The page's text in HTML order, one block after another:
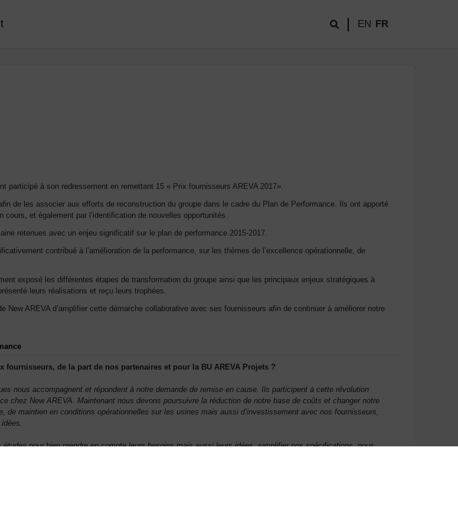
EN FR
à son redressement en remettant 15 « Prix fournisseurs AREVA 2017».
de les associer aux efforts de reconstruction du groupe dans le cadre du Plan de Performance. Ils ont apporté
et également par l’identification de nouvelles opportunités.
retenues avec un enjeu significatif sur le plan de performance 2015-2017.
contribué à l’amélioration de la performance, sur les thèmes de l’excellence opérationnelle, de
exposé les différentes étapes de transformation du groupe ainsi que les principaux enjeux stratégiques à
leurs réalisations et reçu leurs trophées.
AREVA d’amplifier cette démarche collaborative avec ses fournisseurs afin de continuer à améliorer notre
fournisseurs, de la part de nos partenaires et pour la BU AREVA Projets ?
nous accompagnent et répondent à notre demande de remise en cause. Ils participent à cette révolution
chez New AREVA. Maintenant nous devons poursuivre la réduction de notre base de coûts et changer notre
maintien en conditions opérationnelles sur les usines mais aussi d’investissement avec nos fournisseurs,
pour bien prendre en compte leurs besoins mais aussi leurs idées, simplifier nos spécifications, nous